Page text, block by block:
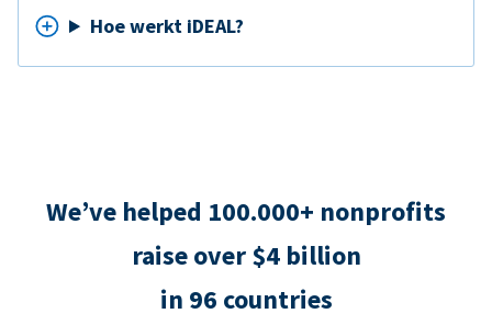
Hoe werkt iDEAL?
We’ve helped 100.000+ nonprofits
raise over $4 billion
in 96 countries